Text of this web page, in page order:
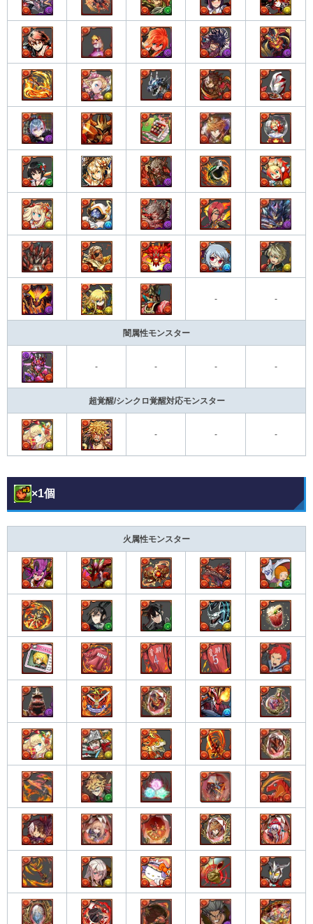
- -
闇属性モンスター
- - - -
超覚醒/シンクロ覚醒対応モンスター
- - -
×1個
火属性モンスター